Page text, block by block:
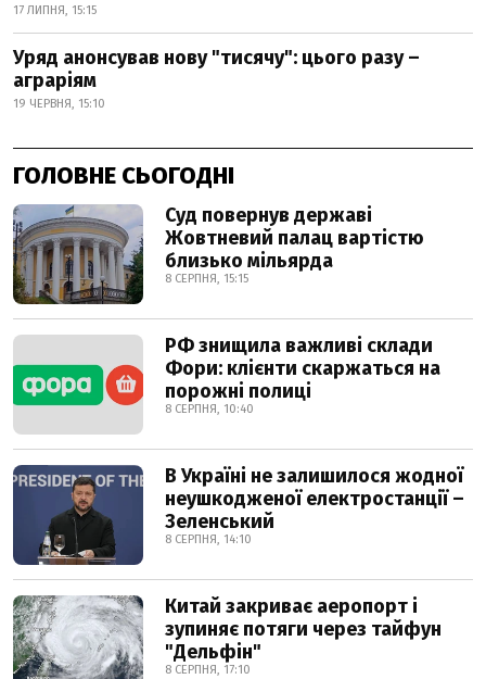
17 ЛИПНЯ, 15:15
Уряд анонсував нову "тисячу": цього разу –
аграріям
19 ЧЕРВНЯ, 15:10
ГОЛОВНЕ СЬОГОДНІ
Суд повернув державі
Жовтневий палац вартістю
близько мільярда
8 СЕРПНЯ, 15:15
РФ знищила важливі склади
Фори: клієнти скаржаться на
порожні полиці
8 СЕРПНЯ, 10:40
В Україні не залишилося жодної
неушкодженої електростанції –
Зеленський
8 СЕРПНЯ, 14:10
Китай закриває аеропорт і
зупиняє потяги через тайфун
"Дельфін"
8 СЕРПНЯ, 17:10